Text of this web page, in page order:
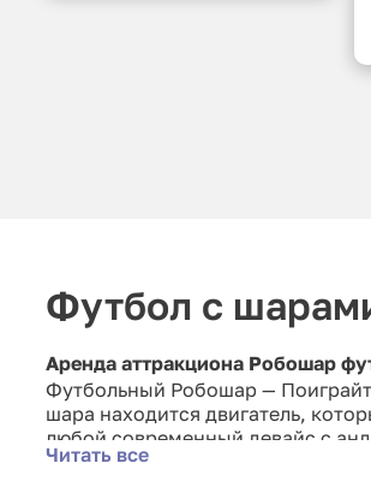
Футбол с
Аренда аттракциона Робошар
Футбольный Робошар —
шара находится двигатель,
любой современный девайс с
и специальное приложение.
Читать все